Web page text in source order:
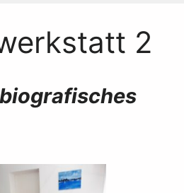
2